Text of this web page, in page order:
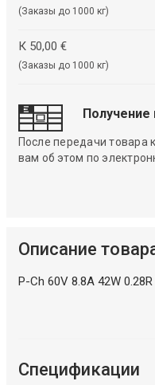
(Заказы до 1000 кг)
К 50,00 €
(Заказы до 1000 кг)
Получение
После передачи товара
вам об этом по
Описание
P-Ch 60V 8.8A 42W
Спецификации